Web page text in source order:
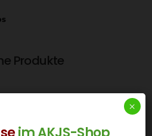
Produkte
×